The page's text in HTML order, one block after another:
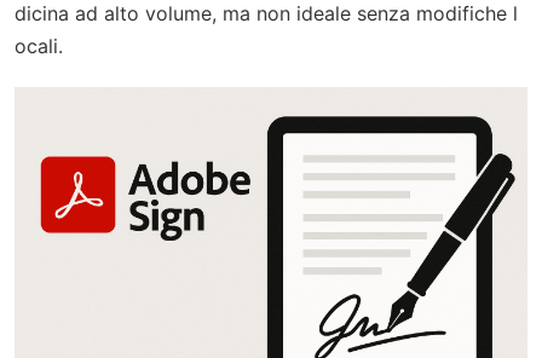
dicina ad alto volume, ma non ideale senza modifiche l
ocali.